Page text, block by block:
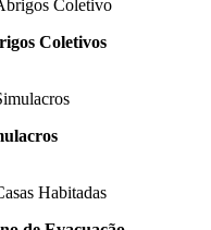
Coletivos